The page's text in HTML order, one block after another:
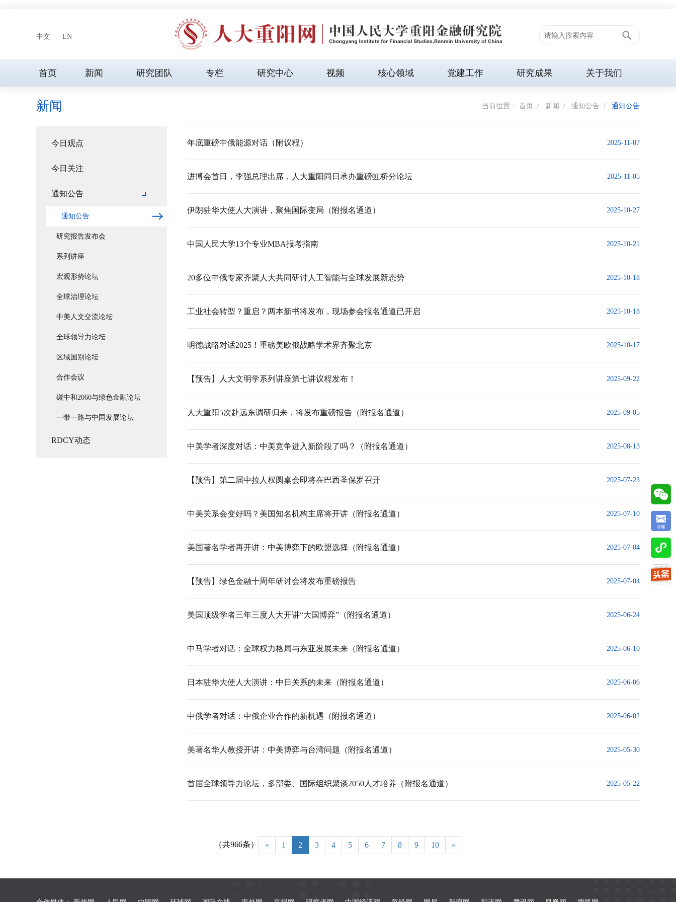
中文 EN
首页 新闻 研究团队 专栏 研究中心 视频 核心领域 党建工作 研究成果 关于我们
新闻 当前位置： 首页 / 新闻 / 通知公告 / 通知公告
今日观点
今日关注
通知公告
通知公告
研究报告发布会
系列讲座
宏观形势论坛
全球治理论坛
中美人文交流论坛
全球领导力论坛
区域国别论坛
合作会议
碳中和2060与绿色金融论坛
一带一路与中国发展论坛
RDCY动态
年底重磅中俄能源对话（附议程） 2025-11-07
进博会首日，李强总理出席，人大重阳同日承办重磅虹桥分论坛 2025-11-05
伊朗驻华大使人大演讲，聚焦国际变局（附报名通道） 2025-10-27
中国人民大学13个专业MBA报考指南 2025-10-21
20多位中俄专家齐聚人大共同研讨人工智能与全球发展新态势 2025-10-18
工业社会转型？重启？两本新书将发布，现场参会报名通道已开启 2025-10-18
明德战略对话2025！重磅美欧俄战略学术界齐聚北京 2025-10-17
【预告】人大文明学系列讲座第七讲议程发布！ 2025-09-22
人大重阳5次赴远东调研归来，将发布重磅报告（附报名通道） 2025-09-05
中美学者深度对话：中美竞争进入新阶段了吗？（附报名通道） 2025-08-13
【预告】第二届中拉人权圆桌会即将在巴西圣保罗召开 2025-07-23
中美关系会变好吗？美国知名机构主席将开讲（附报名通道） 2025-07-10
美国著名学者再开讲：中美博弈下的欧盟选择（附报名通道） 2025-07-04
【预告】绿色金融十周年研讨会将发布重磅报告 2025-07-04
美国顶级学者三年三度人大开讲“大国博弈”（附报名通道） 2025-06-24
中马学者对话：全球权力格局与东亚发展未来（附报名通道） 2025-06-10
日本驻华大使人大演讲：中日关系的未来（附报名通道） 2025-06-06
中俄学者对话：中俄企业合作的新机遇（附报名通道） 2025-06-02
美著名华人教授开讲：中美博弈与台湾问题（附报名通道） 2025-05-30
首届全球领导力论坛，多部委、国际组织聚谈2050人才培养（附报名通道） 2025-05-22
（共966条） « 1 2 3 4 5 6 7 8 9 10 »